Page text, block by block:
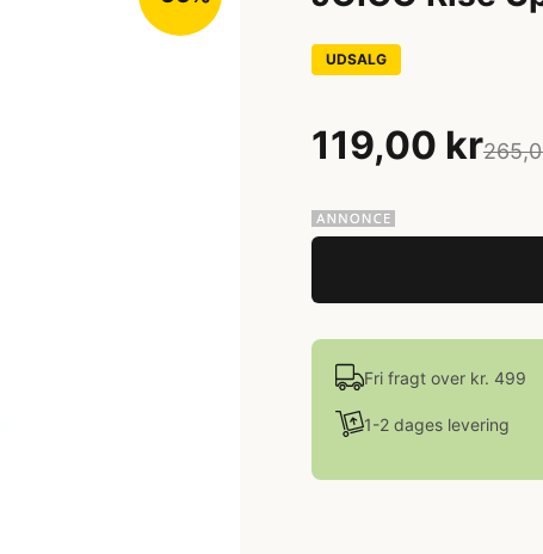
UDSALG
119,00 kr
Fri fragt over kr. 499
1-2 dages levering